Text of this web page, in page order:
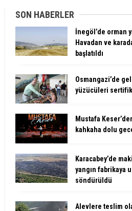
SON HABERLER
İnegöl’de orman
Havadan ve
başlatıldı
Osmangazi’de
yüzücüleri
Mustafa
kahkaha dolu
Karacabey’de
yangın fabrikaya
söndürüldü
Alevlere teslim